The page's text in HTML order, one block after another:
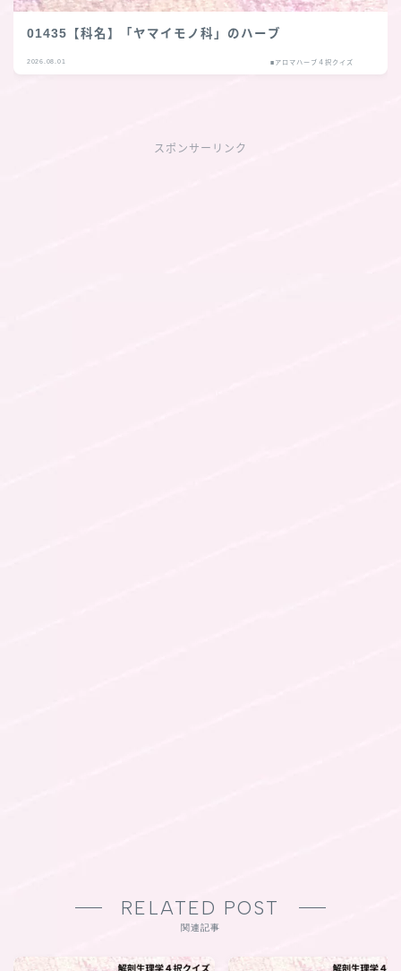
01435【科名】「ヤマイモノ科」のハーブ
2026.08.01 ■アロマハーブ４択クイズ
スポンサーリンク
RELATED POST
関連記事